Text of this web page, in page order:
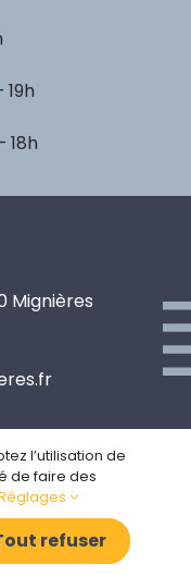
18h
Mignières
l’utilisation de
de faire des
refuser